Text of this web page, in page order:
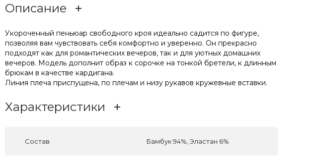
Описание
Укороченный пеньюар свободного кроя идеально садится по фигуре,
позволяя вам чувствовать себя комфортно и уверенно. Он прекрасно
подходят как для романтических вечеров, так и для уютных домашних
вечеров. Модель дополнит образ к сорочке на тонкой бретели, к длинным
брюкам в качестве кардигана.
Линия плеча приспущена, по плечам и низу рукавов кружевные вставки.
Характеристики
Состав Бамбук 94%, Эластан 6%